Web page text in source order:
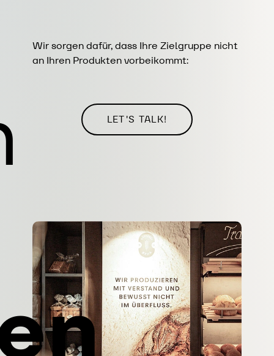
Wir sorgen dafür, dass Ihre Zielgruppe nicht
an Ihren Produkten vorbeikommt: